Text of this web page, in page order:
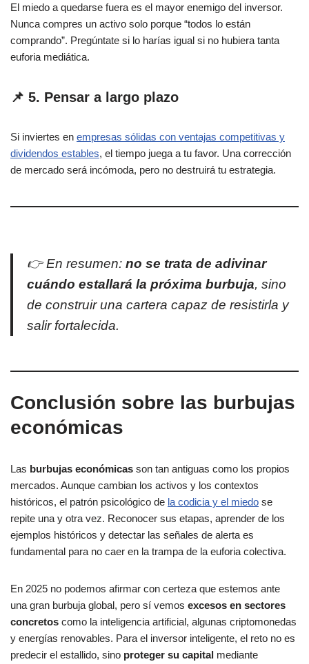
El miedo a quedarse fuera es el mayor enemigo del inversor.
Nunca compres un activo solo porque “todos lo están
comprando”. Pregúntate si lo harías igual si no hubiera tanta
euforia mediática.
📌 5. Pensar a largo plazo
Si inviertes en empresas sólidas con ventajas competitivas y
dividendos estables, el tiempo juega a tu favor. Una corrección
de mercado será incómoda, pero no destruirá tu estrategia.
👉 En resumen: no se trata de adivinar
cuándo estallará la próxima burbuja, sino
de construir una cartera capaz de resistirla y
salir fortalecida.
Conclusión sobre las burbujas
económicas
Las burbujas económicas son tan antiguas como los propios
mercados. Aunque cambian los activos y los contextos
históricos, el patrón psicológico de la codicia y el miedo se
repite una y otra vez. Reconocer sus etapas, aprender de los
ejemplos históricos y detectar las señales de alerta es
fundamental para no caer en la trampa de la euforia colectiva.
En 2025 no podemos afirmar con certeza que estemos ante
una gran burbuja global, pero sí vemos excesos en sectores
concretos como la inteligencia artificial, algunas criptomonedas
y energías renovables. Para el inversor inteligente, el reto no es
predecir el estallido, sino proteger su capital mediante